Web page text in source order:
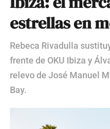
estrellas en
Rebeca Rivadulla
frente de OKU Ibiza y
relevo de José Manuel
Bay.